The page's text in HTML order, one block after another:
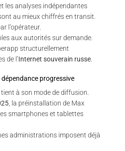
les analyses indépendantes
au mieux chiffrés en transit.
l’opérateur.
aux autorités sur demande.
structurellement
de l’Internet souverain russe
progressive
à son mode de diffusion.
, la préinstallation de Max
smartphones et tablettes
administrations imposent déjà